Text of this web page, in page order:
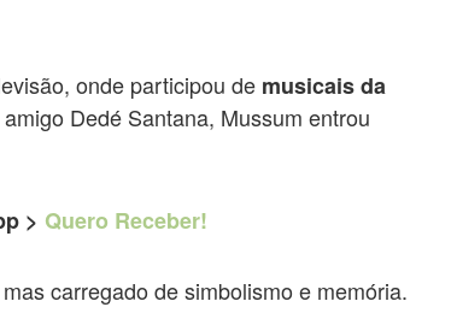
onde participou de musicais da
Dedé Santana, Mussum entrou
> Quero Receber!
carregado de simbolismo e memória.